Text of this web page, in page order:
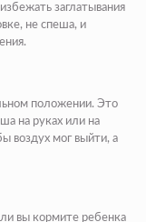
заглатывания
не спеша, и
положении. Это
на руках или на
воздух мог выйти, а
вы кормите ребенка